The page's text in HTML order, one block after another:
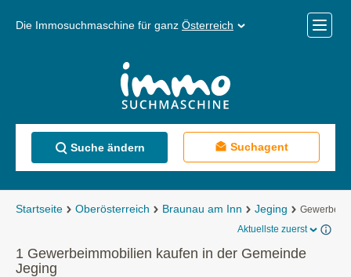
Die Immosuchmaschine für ganz Österreich
Menü
Suche ändern Suchagent
Startseite Oberösterreich Braunau am Inn Jeging
Aktuellste zuerst
1 Gewerbeimmobilien kaufen in der Gemeinde
Jeging